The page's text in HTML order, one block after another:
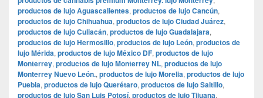
productos de lujo Aguascalientes, productos de lujo Cancún,
productos de lujo Chihuahua, productos de lujo Ciudad Juárez,
productos de lujo Culiacán, productos de lujo Guadalajara,
productos de lujo Hermosillo, productos de lujo León, productos de
lujo Mérida, productos de lujo México DF, productos de lujo
Monterrey, productos de lujo Monterrey NL, productos de lujo
Monterrey Nuevo León., productos de lujo Morelia, productos de lujo
Puebla, productos de lujo Querétaro, productos de lujo Saltillo,
productos de lujo San Luis Potosí, productos de lujo Tijuana,